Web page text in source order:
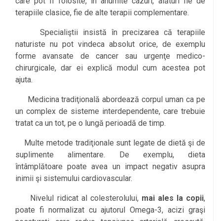
terapiile clasice, fie de alte terapii complementare.
Specialiştii insistă în precizarea că terapiile
naturiste nu pot vindeca absolut orice, de exemplu
forme avansate de cancer sau urgenţe medico-
chirurgicale, dar ei explică modul cum acestea pot
ajuta.
Medicina tradiţională abordează corpul uman ca pe
un complex de sisteme interdependente, care trebuie
tratat ca un tot, pe o lungă perioadă de timp.
Multe metode tradiţionale sunt legate de dietă şi de
suplimente alimentare. De exemplu, dieta
întâmplătoare poate avea un impact negativ asupra
inimii şi sistemului cardiovascular.
Nivelul ridicat al colesterolului, mai ales la copii,
poate fi normalizat cu ajutorul Omega-3, acizi graşi